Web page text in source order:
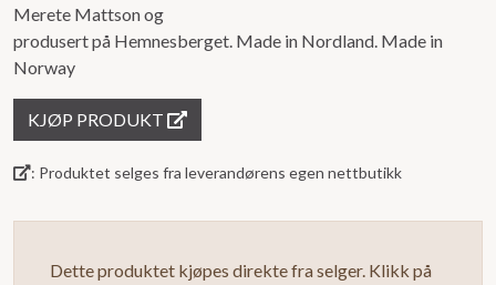
ut
av
5
Merete Mattson og
produsert på Hemnesberget. Made in Nordland. Made in
Norway
KJØP PRODUKT
: Produktet selges fra leverandørens egen nettbutikk
Dette produktet kjøpes direkte fra selger. Klikk på